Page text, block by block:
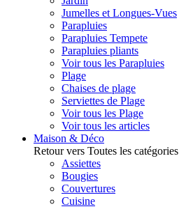
Jumelles et Longues-Vues
Parapluies
Parapluies Tempete
Parapluies pliants
Voir tous les Parapluies
Plage
Chaises de plage
Serviettes de Plage
Voir tous les Plage
Voir tous les articles
Maison & Déco
Retour vers Toutes les catégories
Assiettes
Bougies
Couvertures
Cuisine